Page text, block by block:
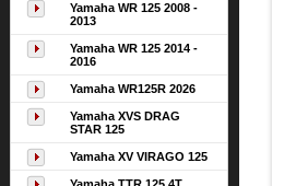
Yamaha WR 125 2008 -
2013
Yamaha WR 125 2014 -
2016
Yamaha WR125R 2026
Yamaha XVS DRAG
STAR 125
Yamaha XV VIRAGO 125